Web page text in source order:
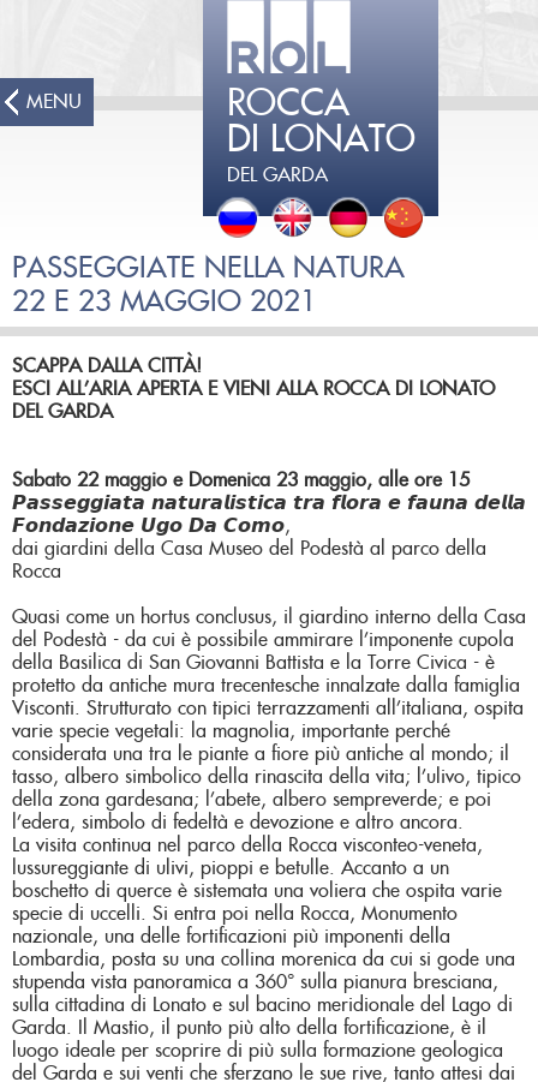
ROCCA
DI LONATO
DEL GARDA
MENU
PASSEGGIATE NELLA NATURA
22 E 23 MAGGIO 2021
SCAPPA DALLA CITTÀ!
ESCI ALL’ARIA APERTA E VIENI ALLA ROCCA DI LONATO
DEL GARDA
Sabato 22 maggio e Domenica 23 maggio, alle ore 15
𝙋𝙖𝙨𝙨𝙚𝙜𝙜𝙞𝙖𝙩𝙖 𝙣𝙖𝙩𝙪𝙧𝙖𝙡𝙞𝙨𝙩𝙞𝙘𝙖 𝙩𝙧𝙖 𝙛𝙡𝙤𝙧𝙖 𝙚 𝙛𝙖𝙪𝙣𝙖 𝙙𝙚𝙡𝙡𝙖
𝙁𝙤𝙣𝙙𝙖𝙯𝙞𝙤𝙣𝙚 𝙐𝙜𝙤 𝘿𝙖 𝘾𝙤𝙢𝙤,
dai giardini della Casa Museo del Podestà al parco della
Rocca
Quasi come un hortus conclusus, il giardino interno della Casa
del Podestà - da cui è possibile ammirare l’imponente cupola
della Basilica di San Giovanni Battista e la Torre Civica - è
protetto da antiche mura trecentesche innalzate dalla famiglia
Visconti. Strutturato con tipici terrazzamenti all’italiana, ospita
varie specie vegetali: la magnolia, importante perché
considerata una tra le piante a fiore più antiche al mondo; il
tasso, albero simbolico della rinascita della vita; l’ulivo, tipico
della zona gardesana; l’abete, albero sempreverde; e poi
l’edera, simbolo di fedeltà e devozione e altro ancora.
La visita continua nel parco della Rocca visconteo-veneta,
lussureggiante di ulivi, pioppi e betulle. Accanto a un
boschetto di querce è sistemata una voliera che ospita varie
specie di uccelli. Si entra poi nella Rocca, Monumento
nazionale, una delle fortificazioni più imponenti della
Lombardia, posta su una collina morenica da cui si gode una
stupenda vista panoramica a 360° sulla pianura bresciana,
sulla cittadina di Lonato e sul bacino meridionale del Lago di
Garda. Il Mastio, il punto più alto della fortificazione, è il
luogo ideale per scoprire di più sulla formazione geologica
del Garda e sui venti che sferzano le sue rive, tanto attesi dai